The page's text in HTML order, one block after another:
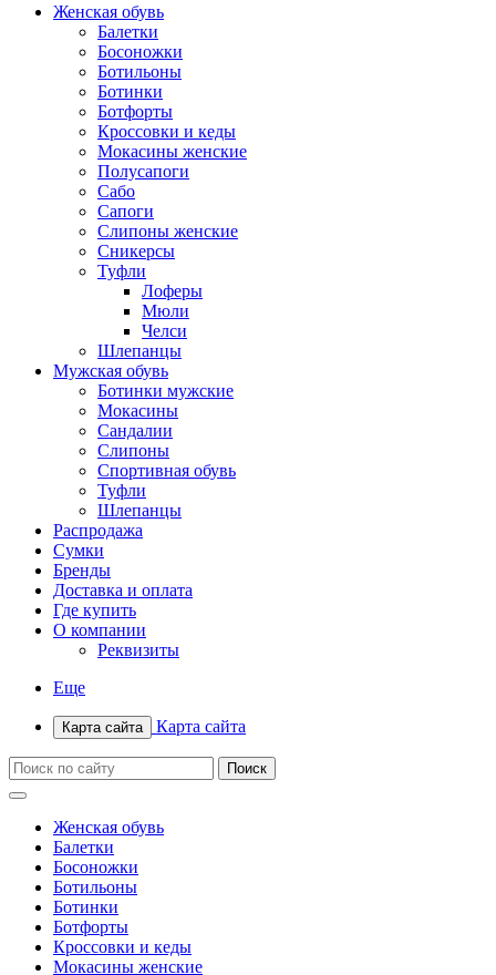
Женская обувь
Балетки
Босоножки
Ботильоны
Ботинки
Ботфорты
Кроссовки и кеды
Мокасины женские
Полусапоги
Сабо
Сапоги
Слипоны женские
Сникерсы
Туфли
Лоферы
Мюли
Челси
Шлепанцы
Мужская обувь
Ботинки мужские
Мокасины
Сандалии
Слипоны
Спортивная обувь
Туфли
Шлепанцы
Распродажа
Сумки
Бренды
Доставка и оплата
Где купить
О компании
Реквизиты
Еще
Карта сайта Карта сайта
Женская обувь
Балетки
Босоножки
Ботильоны
Ботинки
Ботфорты
Кроссовки и кеды
Мокасины женские